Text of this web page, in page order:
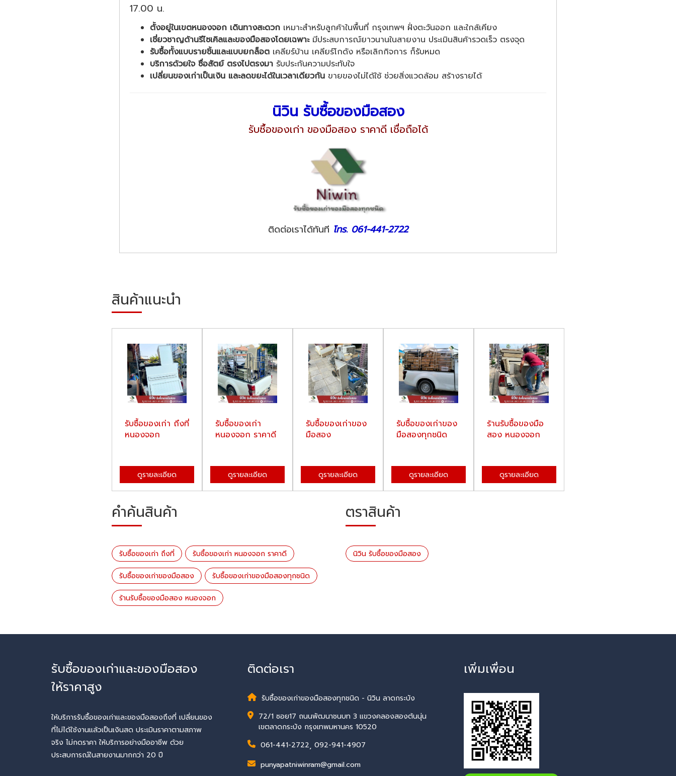
17.00 น.
ตั้งอยู่ในเขตหนองจอก เดินทางสะดวก เหมาะสำหรับลูกค้าในพื้นที่ กรุงเทพฯ ฝั่งตะวันออก และใกล้เคียง
เชี่ยวชาญด้านรีไซเคิลและของมือสองโดยเฉพาะมีประสบการณ์ยาวนานในสายงาน ประเมินสินค้ารวดเร็ว ตรงจุด
รับซื้อทั้งแบบรายชิ้นและแบบยกล็อต เคลียร์บ้าน เคลียร์โกดัง หรือเลิกกิจการ ก็รับหมด
บริการด้วยใจ ซื่อสัตย์ ตรงไปตรงมา รับประกันความประทับใจ
เปลี่ยนของเก่าเป็นเงิน และลดขยะได้ในเวลาเดียวกัน ขายของไม่ได้ใช้ ช่วยสิ่งแวดล้อม สร้างรายได้
นิวิน รับซื้อของมือสอง
รับซื้อของเก่า ของมือสอง ราคาดี เชื่อถือได้
ติดต่อเราได้ทันที โทร. 061-441-2722
สินค้าแนะนำ
รับซื้อของเก่า ถึงที่
หนองจอก
ดูรายละเอียด
รับซื้อของเก่า
หนองจอก ราคาดี
ดูรายละเอียด
รับซื้อของเก่าของ
มือสอง
ดูรายละเอียด
รับซื้อของเก่าของ
มือสองทุกชนิด
ดูรายละเอียด
ร้านรับซื้อของมือ
สอง หนองจอก
ดูรายละเอียด
คำค้นสินค้า
รับซื้อของเก่า ถึงที่ รับซื้อของเก่า หนองจอก ราคาดี
รับซื้อของเก่าของมือสอง รับซื้อของเก่าของมือสองทุกชนิด
ร้านรับซื้อของมือสอง หนองจอก
ตราสินค้า
นิวิน รับซื้อของมือสอง
รับซื้อของเก่าและของมือสอง
ให้ราคาสูง
ให้บริการรับซื้อของเก่าและของมือสองถึงที่ เปลี่ยนของ
ที่ไม่ได้ใช้งานแล้วเป็นเงินสด ประเมินราคาตามสภาพ
จริง ไม่กดราคา ให้บริการอย่างมืออาชีพ ด้วย
ประสบการณ์ในสายงานมากกว่า 20 ปี
ติดต่อเรา
รับซื้อของเก่าของมือสองทุกชนิด - นิวิน ลาดกระบัง
72/1 ซอย17 ถนนพัฒนาชนบท 3 แขวงคลองสองต้นนุ่น
เขตลาดกระบัง กรุงเทพมหานคร 10520
061-441-2722, 092-941-4907
punyapatniwinram@gmail.com
เพิ่มเพื่อน